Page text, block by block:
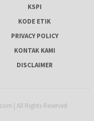
KSPI
KODE ETIK
PRIVACY POLICY
KONTAK KAMI
DISCLAIMER
| All Rights Reserved